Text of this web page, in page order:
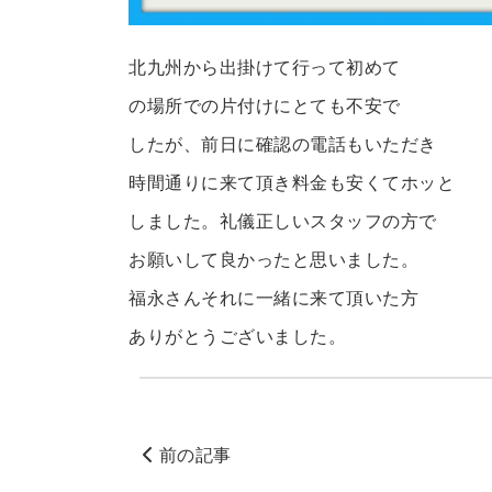
北九州から出掛けて行って初めて
の場所での片付けにとても不安で
したが、前日に確認の電話もいただき
時間通りに来て頂き料金も安くてホッと
しました。礼儀正しいスタッフの方で
お願いして良かったと思いました。
福永さんそれに一緒に来て頂いた方
ありがとうございました。
前の記事